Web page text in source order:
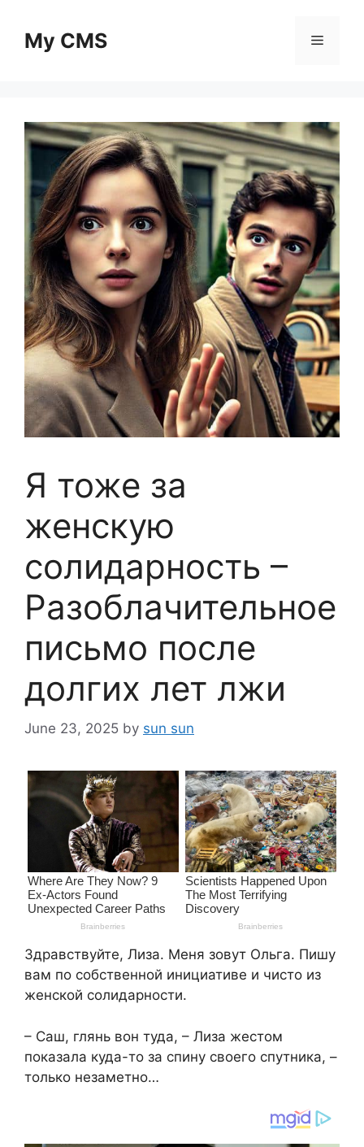
contentMy CMS Menu
Я тоже за
женскую
солидарность –
Разоблачительное
письмо после
долгих лет лжи
June 23, 2025 by sun sun
Здравствуйте, Лиза. Меня зовут Ольга. Пишу
вам по собственной инициативе и чисто из
женской солидарности.
– Саш, глянь вон туда, – Лиза жестом
показала куда-то за спину своего спутника, –
только незаметно…